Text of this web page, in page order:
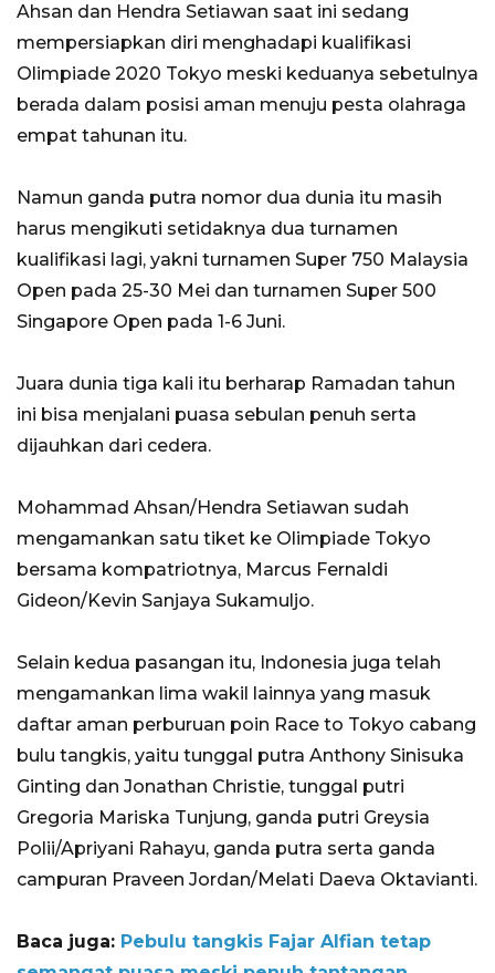
Ahsan dan Hendra Setiawan saat ini sedang
mempersiapkan diri menghadapi kualifikasi
Olimpiade 2020 Tokyo meski keduanya sebetulnya
berada dalam posisi aman menuju pesta olahraga
empat tahunan itu.
Namun ganda putra nomor dua dunia itu masih
harus mengikuti setidaknya dua turnamen
kualifikasi lagi, yakni turnamen Super 750 Malaysia
Open pada 25-30 Mei dan turnamen Super 500
Singapore Open pada 1-6 Juni.
Juara dunia tiga kali itu berharap Ramadan tahun
ini bisa menjalani puasa sebulan penuh serta
dijauhkan dari cedera.
Mohammad Ahsan/Hendra Setiawan sudah
mengamankan satu tiket ke Olimpiade Tokyo
bersama kompatriotnya, Marcus Fernaldi
Gideon/Kevin Sanjaya Sukamuljo.
Selain kedua pasangan itu, Indonesia juga telah
mengamankan lima wakil lainnya yang masuk
daftar aman perburuan poin Race to Tokyo cabang
bulu tangkis, yaitu tunggal putra Anthony Sinisuka
Ginting dan Jonathan Christie, tunggal putri
Gregoria Mariska Tunjung, ganda putri Greysia
Polii/Apriyani Rahayu, ganda putra serta ganda
campuran Praveen Jordan/Melati Daeva Oktavianti.
Baca juga: Pebulu tangkis Fajar Alfian tetap